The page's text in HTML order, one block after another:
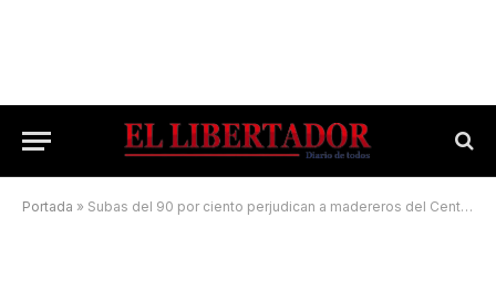
Portada » Subas del 90 por ciento perjudican a madereros del Centro provincial